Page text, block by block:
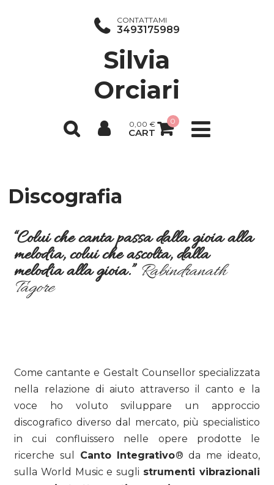
CONTATTAMI
3493175989
Silvia
Orciari
0,00 €
CART
0
Discografia
“Colui che canta passa dallagioia alla
melodia, colui che ascolta, dalla
melodia alla gioia.” Rabindranath
Tagore
Come cantante e Gestalt Counsellor specializzata
nella relazione di aiuto attraverso il canto e la
voce ho voluto sviluppare un approccio
discografico diverso dal mercato, più specialistico
in cui confluissero nelle opere prodotte le
ricerche sul Canto Integrativo® da me ideato,
sulla World Music e sugli strumenti vibrazionali